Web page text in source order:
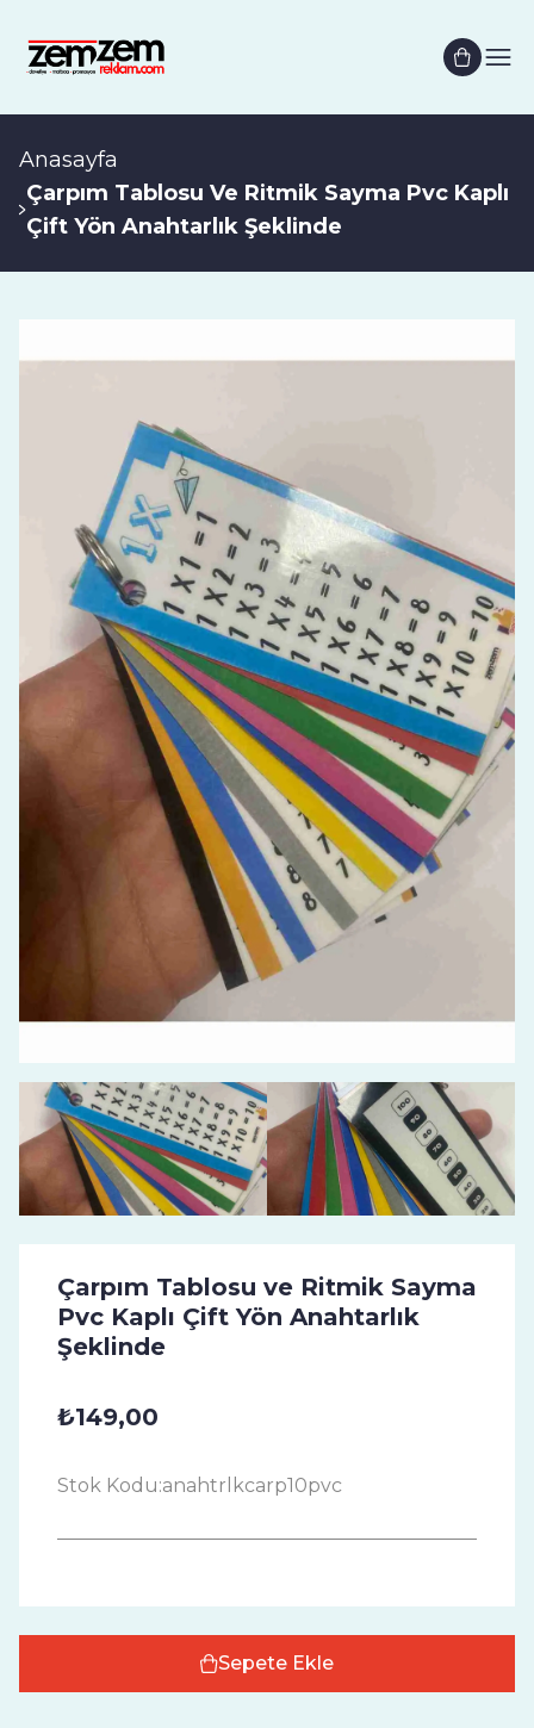
Anasayfa
Çarpım Tablosu Ve Ritmik Sayma Pvc Kaplı
Çift Yön Anahtarlık Şeklinde
Çarpım Tablosu ve Ritmik Sayma
Pvc Kaplı Çift Yön Anahtarlık
Şeklinde
₺149,00
Stok Kodu:anahtrlkcarp10pvc
Sepete Ekle